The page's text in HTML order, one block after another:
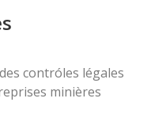
contróles légales
minières